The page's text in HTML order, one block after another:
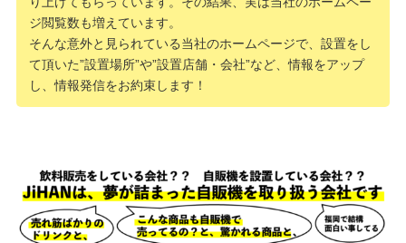
ジ閲覧数も増えています。
そんな意外と見られている当社のホームページで、設置をし
て頂いた”設置場所”や”設置店舗・会社”など、情報をアップ
し、情報発信をお約束します！